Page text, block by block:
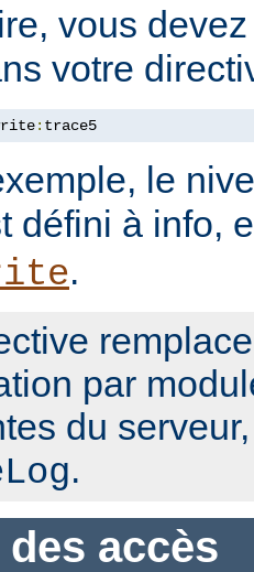
vous
votre
: trace5
le
défini à info,
.
par
du
.
accès